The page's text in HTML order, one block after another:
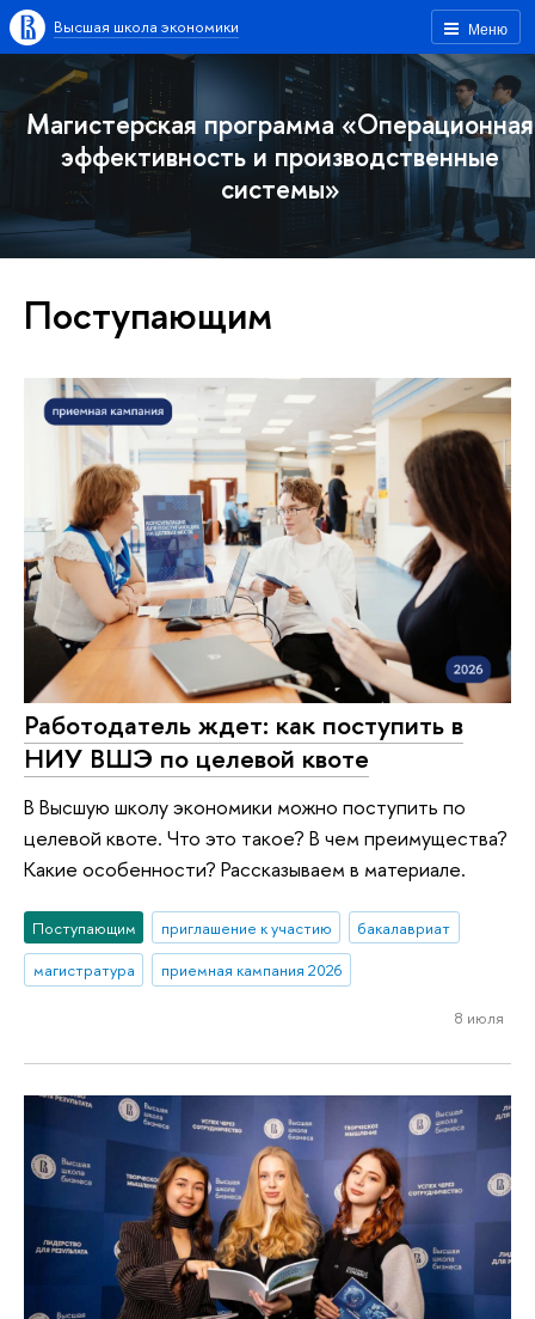
Меню
Высшая школа экономики
Магистерская программа «Операционная
эффективность и производственные
системы»
Поступающим
Работодатель ждет: как поступить в
НИУ ВШЭ по целевой квоте
В Высшую школу экономики можно поступить по
целевой квоте. Что это такое? В чем преимущества?
Какие особенности? Рассказываем в материале.
Поступающим приглашение к участию
бакалавриат
магистратура
приемная кампания 2026
8 июля